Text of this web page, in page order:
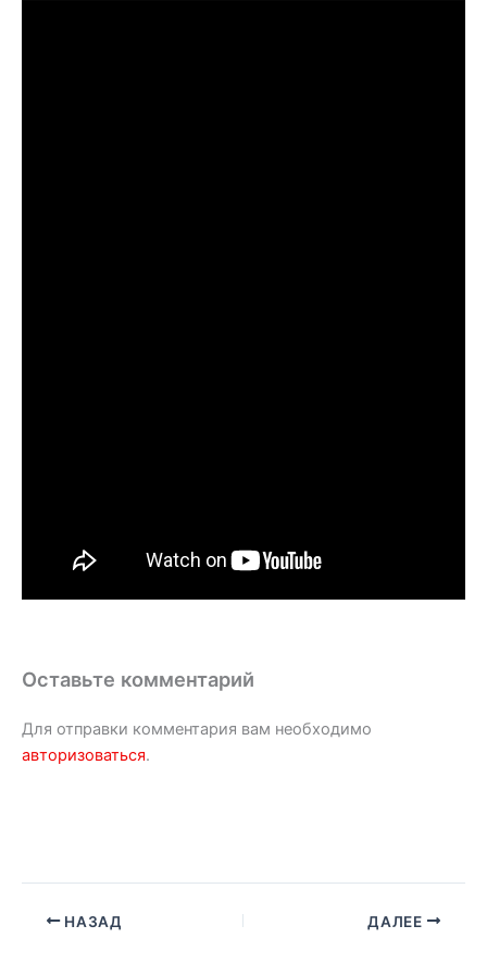
Оставьте комментарий
Для отправки комментария вам необходимо
авторизоваться.
НАЗАД ДАЛЕЕ